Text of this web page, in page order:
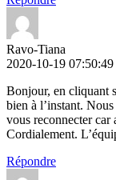
Ravo-Tiana
2020-10-19 07:50:49
Bonjour, en cliquant
bien à l’instant.
vous reconnecter car
Cordialement.
Répondre